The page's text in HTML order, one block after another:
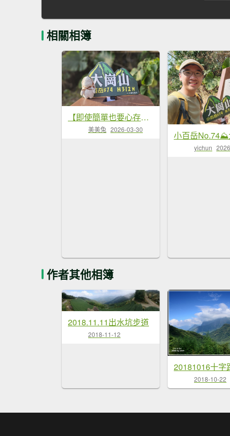
相關相簿
【即使簡單也要心存敬畏！】小百岳#074-大崗山、盤龍峽谷一線天O繞。
美美兔 2026-03-30
小百岳No.74⛰
yichun
作者其他相簿
2018.11.11出水坑步道
2018-11-12
2018-10-22